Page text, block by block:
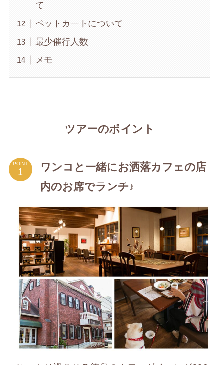
て
ペットカートについて
最少催行人数
メモ
ツアーのポイント
POINT
ワンコと一緒にお洒落カフェの店
内のお席でランチ♪